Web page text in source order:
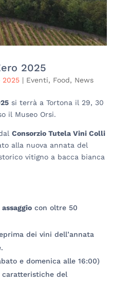
2025
2025| Eventi, Food, News
si terrà a Tortona il 29, 30
il Museo Orsi.
Consorzio Tutela Vini Colli
alla nuova annata del
vitigno a bacca bianca
con oltre 50
dei vini dell’annata
e domenica alle 16:00)
del